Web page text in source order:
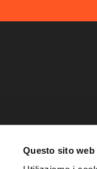
Questo sito